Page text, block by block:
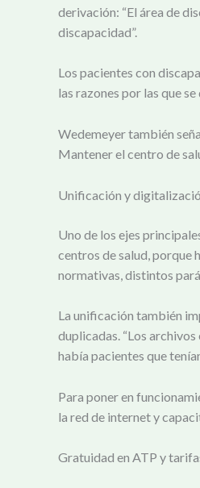
derivación: “El área de
discapacidad”.
Los pacientes con
las razones por las que
Wedemeyer también
Mantener el centro de
Unificación y
Uno de los ejes
centros de salud, porque
normativas, distintos
La unificación también
duplicadas. “Los
había pacientes que
Para poner en
la red de internet y
Gratuidad en ATP y